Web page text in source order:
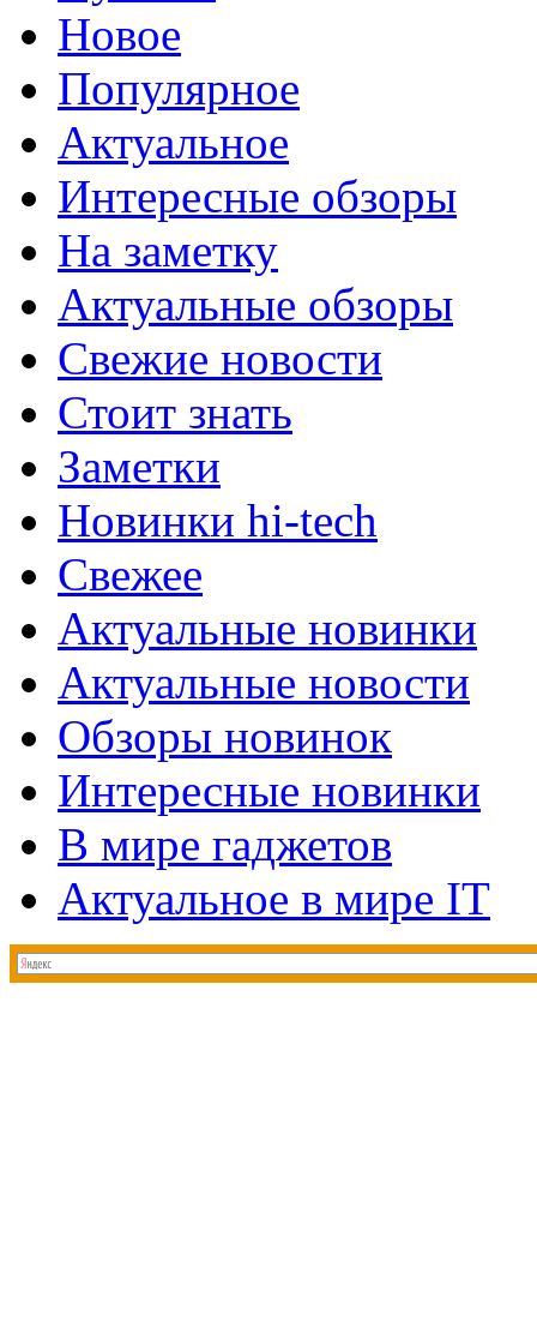
Новое
Популярное
Актуальное
Интересные обзоры
На заметку
Актуальные обзоры
Свежие новости
Стоит знать
Заметки
Новинки hi-tech
Свежее
Актуальные новинки
Актуальные новости
Обзоры новинок
Интересные новинки
В мире гаджетов
Актуальное в мире IT